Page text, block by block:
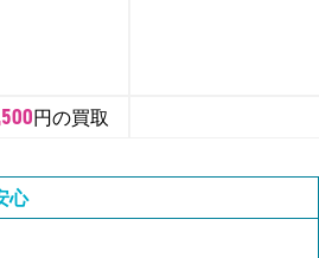
円の買取
心